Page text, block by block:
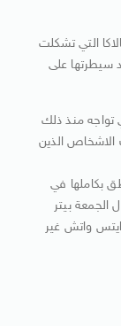
التي تشكلت
سيطرتها على
تواجه منذ ذلك
الاشخاص الذين
بكاملها في
الجمعة بيتر
واتش غير